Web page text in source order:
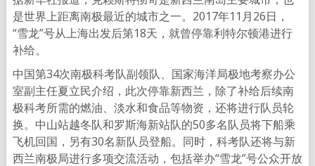
是世界上距离南极最近的城市之一。2017年11月26日，
“雪龙”号从上海出发后第18天，就曾停靠利特尔顿港进行
补给。
中国第34次南极科考队副领队、国家海洋局极地考察办公
室副主任夏立民介绍，此次停靠新西兰，除了补给后续南
极科考所需的燃油、淡水和食品等物资，还将进行队员轮
换。中山站越冬队和罗斯海新站队的50多名队员将下船乘
飞机回国，另有30名新队员登船。同时，科考队还将与新
西兰南极局进行多项交流活动，包括举办“雪龙”号公众开放